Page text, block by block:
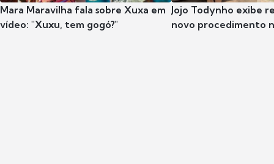
Mara Maravilha fala sobre Xuxa em
vídeo: "Xuxu, tem gogó?"
Jojo Todynho exibe
novo procedimento